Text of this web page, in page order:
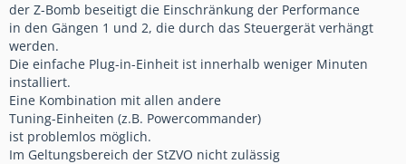
der Z-Bomb beseitigt die Einschränkung der Performance
in den Gängen 1 und 2, die durch das Steuergerät verhängt
werden.
Die einfache Plug-in-Einheit ist innerhalb weniger Minuten
installiert.
Eine Kombination mit allen andere
Tuning-Einheiten (z.B. Powercommander)
ist problemlos möglich.
Im Geltungsbereich der StZVO nicht zulässig